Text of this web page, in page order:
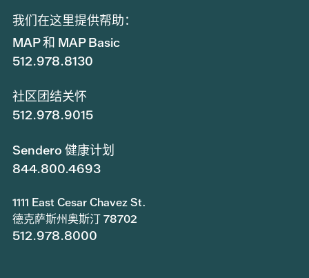
我们在这里提供帮助：
MAP 和 MAP Basic
512.978.8130
社区团结关怀
512.978.9015
Sendero 健康计划
844.800.4693
1111 East Cesar Chavez St.
德克萨斯州奥斯汀 78702
512.978.8000